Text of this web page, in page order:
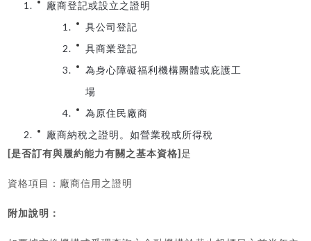
廠商登記或設立之證明
具公司登記
具商業登記
為身心障礙福利機構團體或庇護工
場
為原住民廠商
廠商納稅之證明。如營業稅或所得稅
[是否訂有與履約能力有關之基本資格]是
資格項目：廠商信用之證明
附加說明：